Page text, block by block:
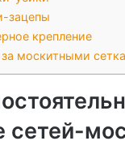
зацепы
крепление
москитными
сетей-